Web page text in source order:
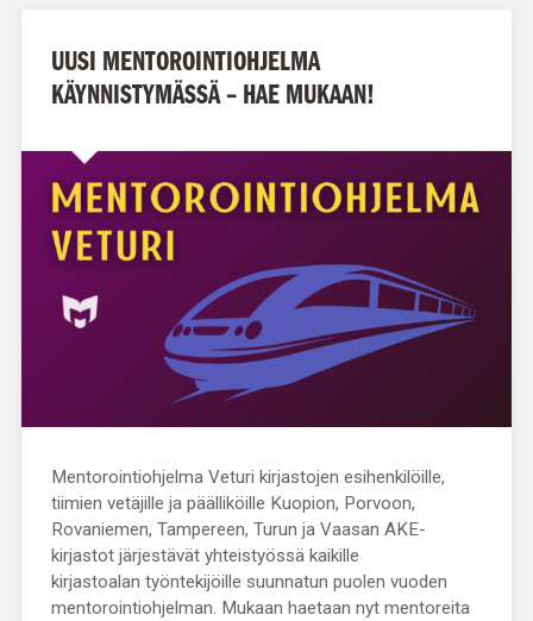
UUSI MENTOROINTIOHJELMA
KÄYNNISTYMÄSSÄ – HAE MUKAAN!
Mentorointiohjelma Veturi kirjastojen esihenkilöille,
tiimien vetäjille ja päälliköille Kuopion, Porvoon,
Rovaniemen, Tampereen, Turun ja Vaasan AKE-
kirjastot järjestävät yhteistyössä kaikille
kirjastoalan työntekijöille suunnatun puolen vuoden
mentorointiohjelman. Mukaan haetaan nyt mentoreita